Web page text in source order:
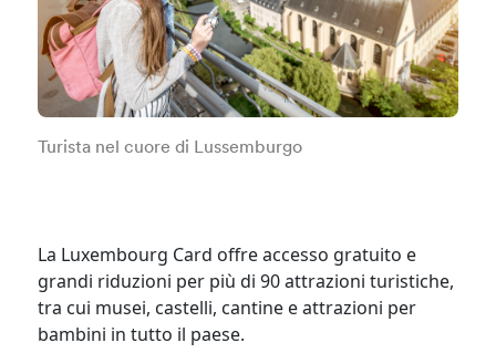
Turista nel cuore di Lussemburgo
La Luxembourg Card offre accesso gratuito e
grandi riduzioni per più di 90 attrazioni turistiche,
tra cui musei, castelli, cantine e attrazioni per
bambini in tutto il paese.